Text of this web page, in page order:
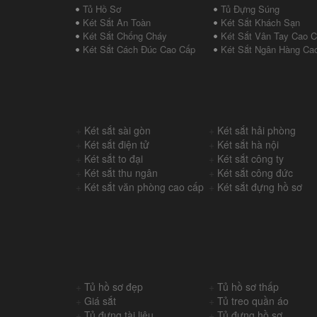
Tủ Hồ Sơ
Tủ Đựng Súng
Két Sắt An Toàn
Két Sắt Khách Sạn
Két Sắt Chống Cháy
Két Sắt Vân Tay Cao
Két Sắt Cách Đúc Cao Cấp
Két Sắt Ngân Hàng
Két sắt sài gòn Két sắt hải phòng
Két sắt điện tử Két sắt hà nội
Két sắt to đại Két sắt công ty
Két sắt thu ngân Két sắt công đức
Két sắt văn phòng cao cấp Két sắt đựng hồ sơ
Tủ hồ sơ đẹp +Tủ hồ sơ thấp
Giá sắt +Tủ treo quần áo